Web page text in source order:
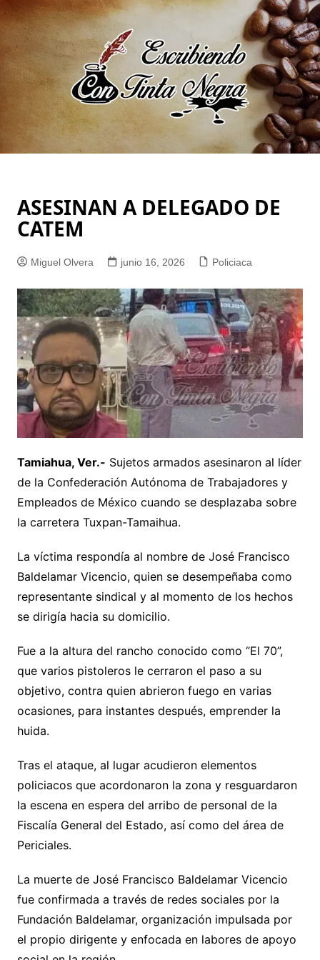
Saltar
al
contenido
ASESINAN A DELEGADO DE
CATEM
Miguel Olvera junio 16, 2026 Policiaca
Tamiahua, Ver.- Sujetos armados asesinaron al líder
de la Confederación Autónoma de Trabajadores y
Empleados de México cuando se desplazaba sobre
la carretera Tuxpan-Tamaihua.
La víctima respondía al nombre de José Francisco
Baldelamar Vicencio, quien se desempeñaba como
representante sindical y al momento de los hechos
se dirigía hacia su domicilio.
Fue a la altura del rancho conocido como “El 70”,
que varios pistoleros le cerraron el paso a su
objetivo, contra quien abrieron fuego en varias
ocasiones, para instantes después, emprender la
huida.
Tras el ataque, al lugar acudieron elementos
policiacos que acordonaron la zona y resguardaron
la escena en espera del arribo de personal de la
Fiscalía General del Estado, así como del área de
Periciales.
La muerte de José Francisco Baldelamar Vicencio
fue confirmada a través de redes sociales por la
Fundación Baldelamar, organización impulsada por
el propio dirigente y enfocada en labores de apoyo